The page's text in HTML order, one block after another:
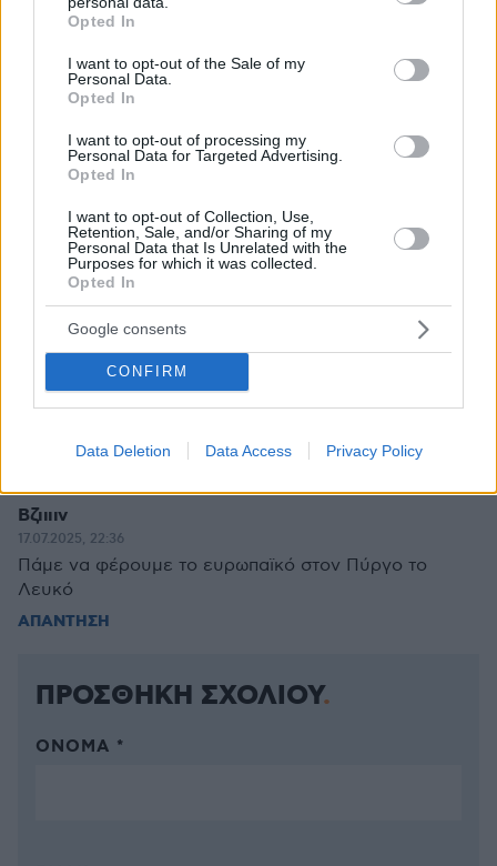
grant or deny consent to Google and its third-party tags to
use your data for below specified purposes in below Google
consent section.
Opted In
I want to opt-out of the Sale of my
Personal Data.
Opted In
I want to opt-out of processing my
Personal Data for Targeted Advertising.
Opted In
I want to opt-out of Collection, Use,
Retention, Sale, and/or Sharing of my
Personal Data that Is Unrelated with the
Purposes for which it was collected.
Opted In
Google consents
CONFIRM
Data Deletion Data Access Privacy Policy
Κάτι αλλάζει στον χάρτη της πανεπιστημιακής εκπαίδευσης
03.08.2026, 11:06
Εθνική Τράπεζα: Η κορυφαία επιλογή για τη χρηματοδότηση
μεγάλων έργων
30.07.2026, 15:25
Διασκεδάζουμε υπεύθυνα, επιστρέφουμε με ασφάλεια
ΣΧΟΛΙΑ(2)
ΠΡΟΣΘΗΚΗ ΣΧΟΛΙΟΥ
18.07.2025, 07:00
ΑΠΑΝΤΗΣΗ
Βζιιιιν
17.07.2025, 22:36
Πάμε να φέρουμε το ευρωπαϊκό στον Πύργο το
Λευκό
ΑΠΑΝΤΗΣΗ
ΠΡΟΣΘΗΚΗ ΣΧΟΛΙΟΥ
ΌΝΟΜΑ *